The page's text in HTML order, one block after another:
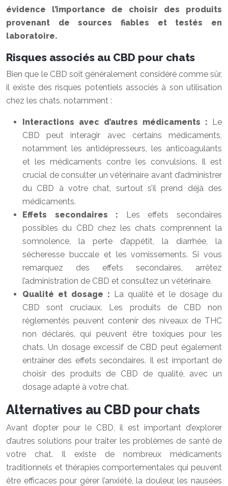
évidence l’importance de choisir des produits
provenant de sources fiables et testés en
laboratoire.
Risques associés au CBD pour chats
Bien que le CBD soit généralement considéré comme sûr,
il existe des risques potentiels associés à son utilisation
chez les chats, notamment :
Interactions avec d’autres médicaments :
Le
CBD peut interagir avec certains médicaments,
notamment les antidépresseurs, les anticoagulants
et les médicaments contre les convulsions. Il est
crucial de consulter un vétérinaire avant d’administrer
du CBD à votre chat, surtout s’il prend déjà des
médicaments.
Effets secondaires :
Les effets secondaires
possibles du CBD chez les chats comprennent la
somnolence, la perte d’appétit, la diarrhée, la
sécheresse buccale et les vomissements. Si vous
remarquez des effets secondaires, arrêtez
l’administration de CBD et consultez un vétérinaire.
Qualité et dosage : La qualité et le dosage du
CBD sont cruciaux. Les produits de CBD non
réglementés peuvent contenir des niveaux de THC
non déclarés, qui peuvent être toxiques pour les
chats. Un dosage excessif de CBD peut également
entraîner des effets secondaires. Il est important de
choisir des produits de CBD de qualité, avec un
dosage adapté à votre chat.
Alternatives au CBD pour chats
Avant d’opter pour le CBD, il est important d’explorer
d’autres solutions pour traiter les problèmes de santé de
votre chat. Il existe de nombreux médicaments
traditionnels et thérapies comportementales qui peuvent
être efficaces pour gérer l’anxiété, la douleur, les nausées